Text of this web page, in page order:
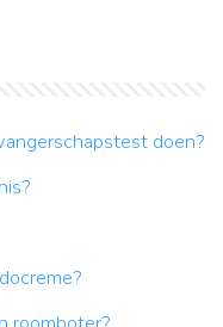
doen?